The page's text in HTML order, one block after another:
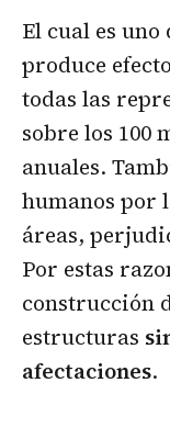
El cual es uno
produce
todas las
sobre los 100
anuales.
humanos por
áreas,
Por estas
construcción
estructuras
afectaciones.